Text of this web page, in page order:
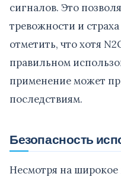
сигналов. Это
тревожности и
отметить, что хотя
правильном
применение может
последствиям.
Безопасность
Несмотря на широкое